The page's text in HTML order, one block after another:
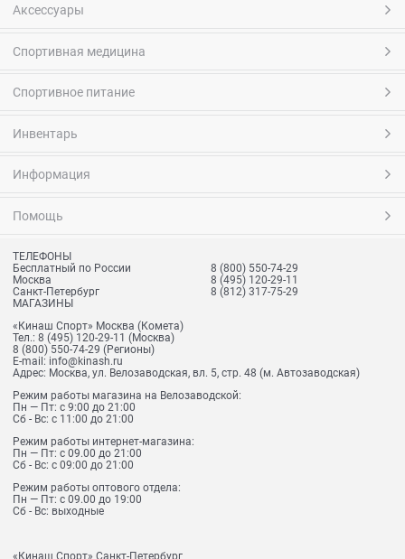
Аксессуары
Спортивная медицина
Спортивное питание
Инвентарь
Информация
Помощь
ТЕЛЕФОНЫ
Бесплатный по России
8 (800) 550-74-29
Москва
8 (495) 120-29-11
Санкт-Петербург
8 (812) 317-75-29
МАГАЗИНЫ
«Кинаш Спорт» Москва (Комета)
Тел.: 8 (495) 120-29-11 (Москва)
8 (800) 550-74-29 (Регионы)
E-mail: info@kinash.ru
Адрес: Москва, ул. Велозаводская, вл. 5, стр. 48 (м. Автозаводская)
Режим работы магазина на Велозаводской:
Пн — Пт: с 9:00 до 21:00
Сб - Вс: с 11:00 до 21:00
Режим работы интернет-магазина:
Пн — Пт: с 09.00 до 21:00
Сб - Вс: с 09:00 до 21:00
Режим работы оптового отдела:
Пн — Пт: с 09.00 до 19:00
Сб - Вс: выходные
«Кинаш Спорт» Санкт-Петербург